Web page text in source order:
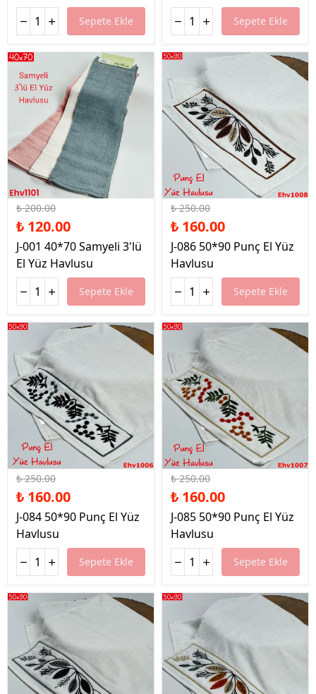
Sepete Ekle Sepete Ekle
%40 İndirim
₺ 200.00
₺ 120.00
J-001 40*70 Samyeli 3'lü
El Yüz Havlusu
Sepete Ekle
%36 İndirim
₺ 250.00
₺ 160.00
J-086 50*90 Punç El Yüz
Havlusu
Sepete Ekle
%36 İndirim
₺ 250.00
₺ 160.00
J-084 50*90 Punç El Yüz
Havlusu
Sepete Ekle
%36 İndirim
₺ 250.00
₺ 160.00
J-085 50*90 Punç El Yüz
Havlusu
Sepete Ekle